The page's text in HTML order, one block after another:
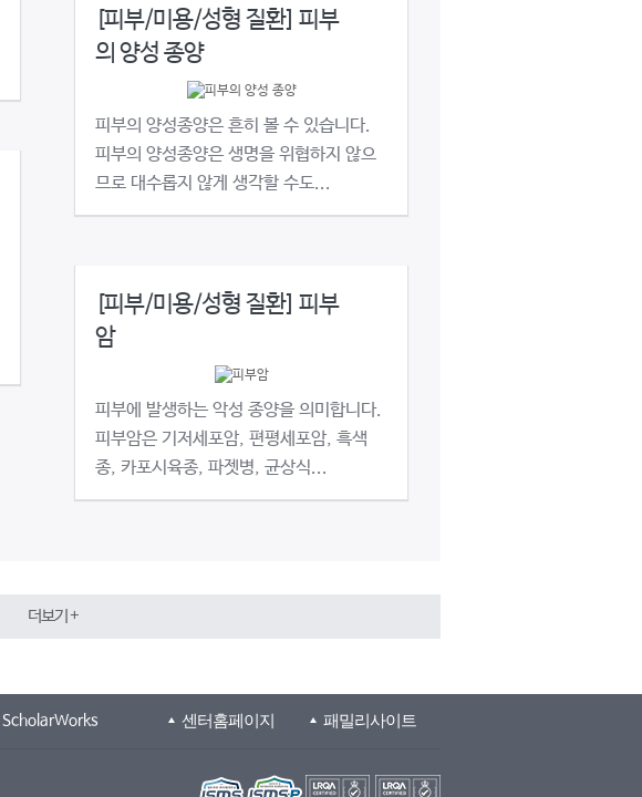
[피부/미용/성형 질환] 피부
의 양성 종양
피부의 양성종양은 흔히 볼 수 있습니다.
피부의 양성종양은 생명을 위협하지 않으
므로 대수롭지 않게 생각할 수도...
[피부/미용/성형 질환] 피부
암
피부에 발생하는 악성 종양을 의미합니다.
피부암은 기저세포암, 편평세포암, 흑색
종, 카포시육종, 파젯병, 균상식...
더보기 +
ScholarWorks 센터홈페이지 패밀리사이트